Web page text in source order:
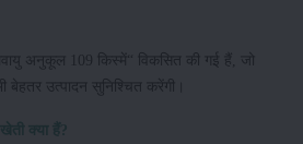
अनुकूल 109 किस्में“ विकसित की गई हैं, जो
बेहतर उत्पादन सुनिश्चित करेंगी।
क्या हैं?